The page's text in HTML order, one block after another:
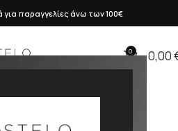
παραγγελίες άνω των 100€
0 0,00